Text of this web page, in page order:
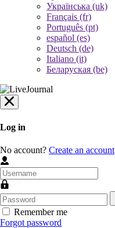
Українська (uk)
Français (fr)
Português (pt)
español (es)
Deutsch (de)
Italiano (it)
Беларуская (be)
Log in
No account? Create an account
Remember me
Forgot password